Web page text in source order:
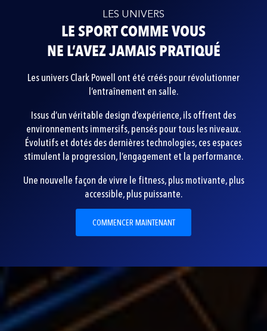
LES UNIVERS
LE SPORT COMME VOUS
NE L’AVEZ JAMAIS PRATIQUÉ
Les univers Clark Powell ont été créés pour révolutionner
l’entraînement en salle.
Issus d’un véritable design d’expérience, ils offrent des
environnements immersifs, pensés pour tous les niveaux.
Évolutifs et dotés des dernières technologies, ces espaces
stimulent la progression, l’engagement et la performance.
Une nouvelle façon de vivre le fitness, plus motivante, plus
accessible, plus puissante.
COMMENCER MAINTENANT